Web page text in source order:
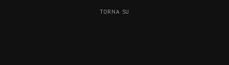
TORNA SU